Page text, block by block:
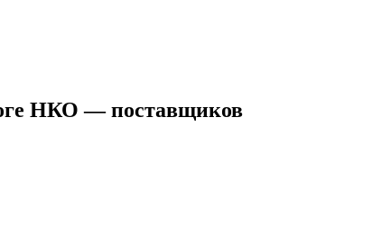
НКО — поставщиков